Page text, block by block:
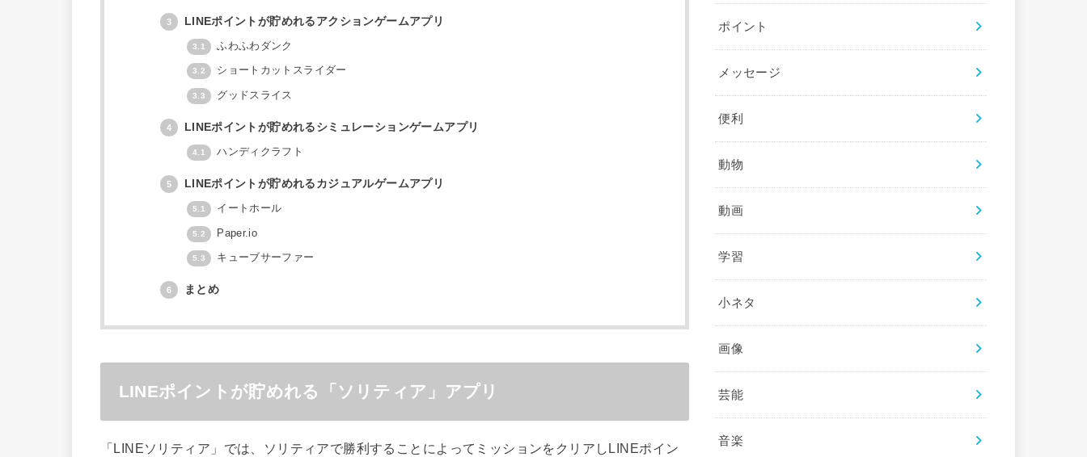
3 LINEポイントが貯めれるアクションゲームアプリ
3.1 ふわふわダンク
3.2 ショートカットスライダー
3.3 グッドスライス
4 LINEポイントが貯めれるシミュレーションゲームアプリ
4.1 ハンディクラフト
5 LINEポイントが貯めれるカジュアルゲームアプリ
5.1 イートホール
5.2 Paper.io
5.3 キューブサーファー
6 まとめ
LINEポイントが貯めれる「ソリティア」アプリ
「LINEソリティア」では、ソリティアで勝利することによってミッションをクリアしLINEポイン
ポイント
メッセージ
便利
動物
動画
学習
小ネタ
画像
芸能
音楽